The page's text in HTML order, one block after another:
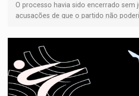
O processo havia sido encerrado sem
acusações de que o partido não